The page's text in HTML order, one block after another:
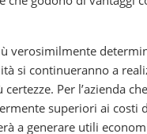
verosimilmente
si continueranno a
Per l’azienda
superiori ai costi
a generare utili